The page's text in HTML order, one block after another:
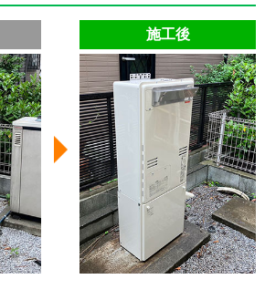
施工後